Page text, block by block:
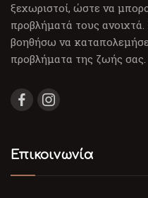
ξεχωριστοί, ώστε να
προβλήματά τους
βοηθήσω να
προβλήματα της ζωής σας.
Επικοινωνία